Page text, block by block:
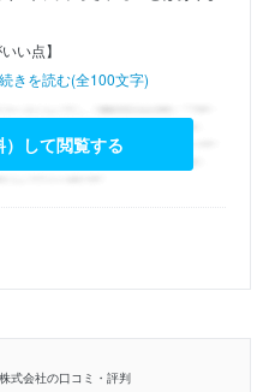
い点】
続きを読む(全100文字)
して閲覧する
式会社の口コミ・評判